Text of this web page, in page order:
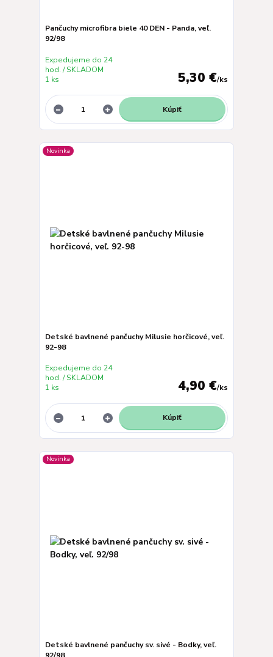
Pančuchy microfibra biele 40 DEN - Panda, veľ.
92/98
5,30 €/ks
Expedujeme do 24
hod. / SKLADOM
1 ks
Kúpiť
Novinka
Detské bavlnené pančuchy Milusie horčicové, veľ.
92-98
4,90 €/ks
Expedujeme do 24
hod. / SKLADOM
1 ks
Kúpiť
Novinka
Detské bavlnené pančuchy sv. sivé - Bodky, veľ.